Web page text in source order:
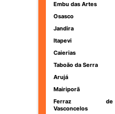
Embu das Artes
Osasco
Jandira
Itapevi
Caierias
Taboão da Serra
Arujá
Mairiporã
Ferraz de
Vasconcelos